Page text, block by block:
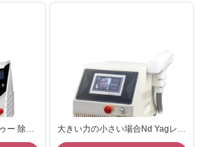
ー 除去
除く
大きい力の小さい場合Nd Yagレー
ザーの入れ墨の取り外しの顔料の